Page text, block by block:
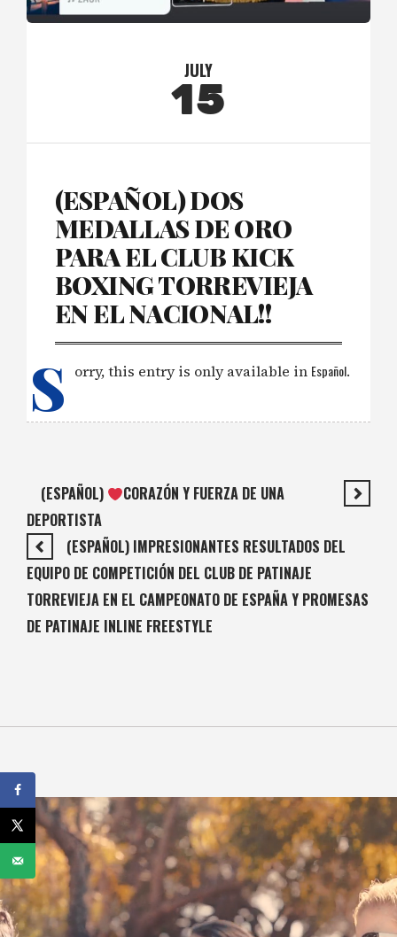
JULY
15
(ESPAÑOL) DOS
MEDALLAS DE ORO
PARA EL CLUB KICK
BOXING TORREVIEJA
EN EL NACIONAL!!
S orry, this entry is only available in Español.
(ESPAÑOL)
CORAZÓN Y FUERZA DE UNA
DEPORTISTA
(ESPAÑOL) IMPRESIONANTES RESULTADOS DEL
EQUIPO DE COMPETICIÓN DEL CLUB DE PATINAJE
TORREVIEJA EN EL CAMPEONATO DE ESPAÑA Y PROMESAS
DE PATINAJE INLINE FREESTYLE